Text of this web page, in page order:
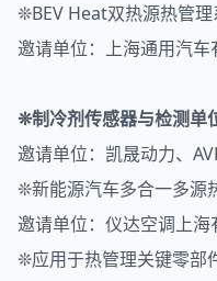
❊BEV Heat双热源热管
邀请单位：上海通用汽车
❊制冷剂传感器与检测单
邀请单位：凯晟动力、
❊新能源汽车多合一多源
邀请单位：仪达空调上海
❊应用于热管理关键零部